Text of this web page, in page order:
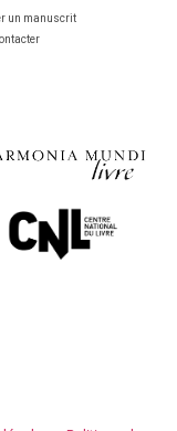
un manuscrit